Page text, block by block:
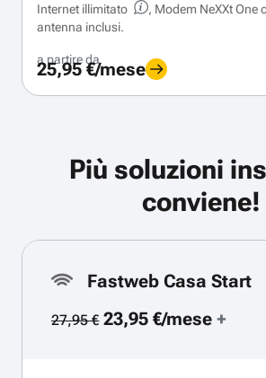
Internet illimitato
, Modem NeXXt One
antenna inclusi.
a partire da
25,95 €/mese
Più soluzioni
conviene!
Fastweb Casa Start
27,95 €23,95 €/mese+